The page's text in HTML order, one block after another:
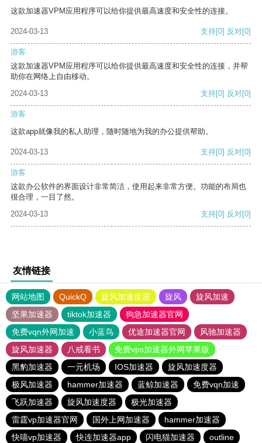
这款加速器VPM应用程序可以给你提供最高速度和安全性的连接。
2024-03-13 支持[0] 反对[0]
游客
这款加速器VPM应用程序可以给你提供最高速度和安全性的连接，并帮
助你在网络上自由移动。
2024-03-13
支持[0] 反对[0]
游客
这款app就像我的私人助理，随时随地为我的办公提供帮助。
2024-03-13 支持[0] 反对[0]
游客
这款办公软件的界面设计非常简洁，使用起来非常方便。功能的布局也
很合理，一目了然。
2024-03-13
支持[0] 反对[0]
友情链接
网站地图 QuickQ 旋风加速度器 旋风
旋风加速
坚果加速器
tiktok加速器
狗急加速器官网
免费vqn外网加速
小蓝鸟 优途加速器官网
风驰加速器
旋风加速器
八戒看书
免费vps加速器外网苹果版
黑豹加速器
一元机场 IOS加速器
旋风加速度器
极风加速器
hammer加速器 蓝鲸加速器
免费vqn加速
飞跃加速器
旋风加速度器
极光加速器
雷霆vp加速器官网
国外上网加速器
hammer加速器
快喵vp加速器
快连加速器app 闪电猫加速器 outline